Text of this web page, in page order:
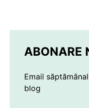
ABONARE
Email
blog